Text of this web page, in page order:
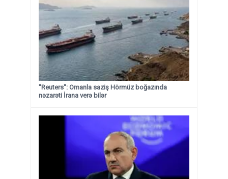
"Reuters": Omanla saziş Hörmüz boğazında
nəzarəti İrana verə bilər